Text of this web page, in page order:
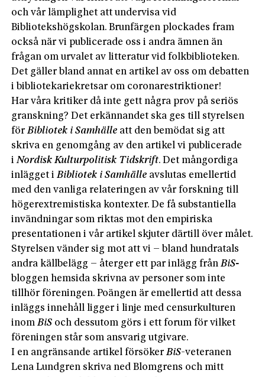
och vår lämplighet att undervisa vid
Bibliotekshögskolan. Brunfärgen plockades fram
också när vi publicerade oss i andra ämnen än
frågan om urvalet av litteratur vid folkbiblioteken.
Det gäller bland annat en artikel av oss om debatten
i bibliotekariekretsar om coronarestriktioner!
Har våra kritiker då inte gett några prov på seriös
granskning? Det erkännandet ska ges till styrelsen
förBibliotek i Samhälle att den bemödat sig att
skriva en genomgång av den artikel vi publicerade
iNordisk Kulturpolitisk Tidskrift. Det mångordiga
inlägget iBibliotek i Samhälle avslutas emellertid
med den vanliga relateringen av vår forskning till
högerextremistiska kontexter. De få substantiella
invändningar som riktas mot den empiriska
presentationen i vår artikel skjuter därtill över målet.
Styrelsen vänder sig mot att vi – bland hundratals
andra källbelägg – återger ett par inlägg frånBiS-
bloggen hemsida skrivna av personer som inte
tillhör föreningen. Poängen är emellertid att dessa
inläggs innehåll ligger i linje med censurkulturen
inomBiS och dessutom görs i ett forum för vilket
föreningen står som ansvarig utgivare.
I en angränsande artikel försökerBiS-veteranen
Lena Lundgren skriva ned Blomgrens och mitt